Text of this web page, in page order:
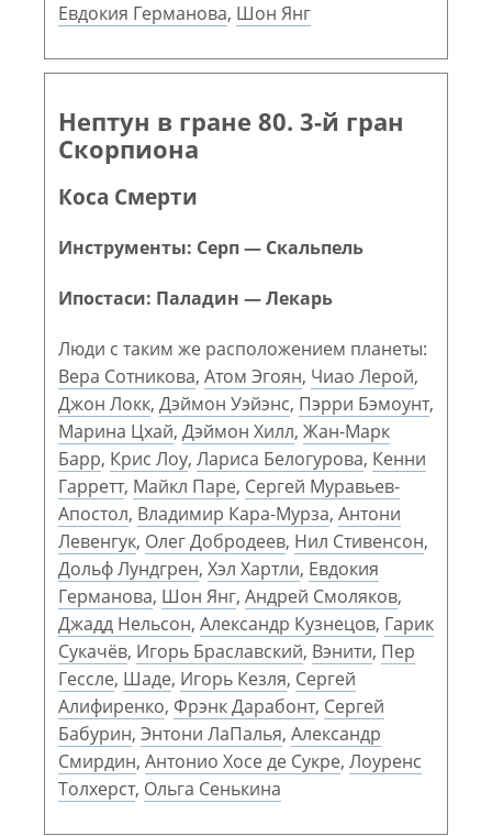
Евдокия Германова, Шон Янг
Нептун в гране 80. 3-й гран
Скорпиона
Коса Смерти
Инструменты: Серп — Скальпель
Ипостаси: Паладин — Лекарь
Люди с таким же расположением планеты:
Вера Сотникова, Атом Эгоян, Чиао Лерой,
Джон Локк, Дэймон Уэйэнс, Пэрри Бэмоунт,
Марина Цхай, Дэймон Хилл, Жан-Марк
Барр, Крис Лоу, Лариса Белогурова, Кенни
Гарретт, Майкл Паре, Сергей Муравьев-
Апостол, Владимир Кара-Мурза, Антони
Левенгук, Олег Добродеев, Нил Стивенсон,
Дольф Лундгрен, Хэл Хартли, Евдокия
Германова, Шон Янг, Андрей Смоляков,
Джадд Нельсон, Александр Кузнецов, Гарик
Сукачёв, Игорь Браславский, Вэнити, Пер
Гессле, Шаде, Игорь Кезля, Сергей
Алифиренко, Фрэнк Дарабонт, Сергей
Бабурин, Энтони ЛаПалья, Александр
Смирдин, Антонио Хосе де Сукре, Лоуренс
Толхерст, Ольга Сенькина